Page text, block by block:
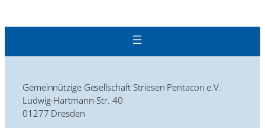
Gemeinnützige Gesellschaft Striesen Pentacon e.V.
Ludwig-Hartmann-Str. 40
01277 Dresden